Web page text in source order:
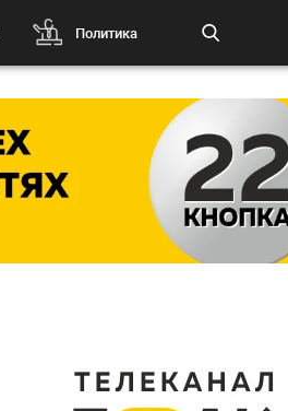
Политика